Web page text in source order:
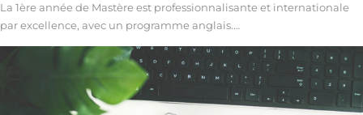
La 1ère année de Mastère est professionnalisante et internationale
par excellence, avec un programme anglais.…